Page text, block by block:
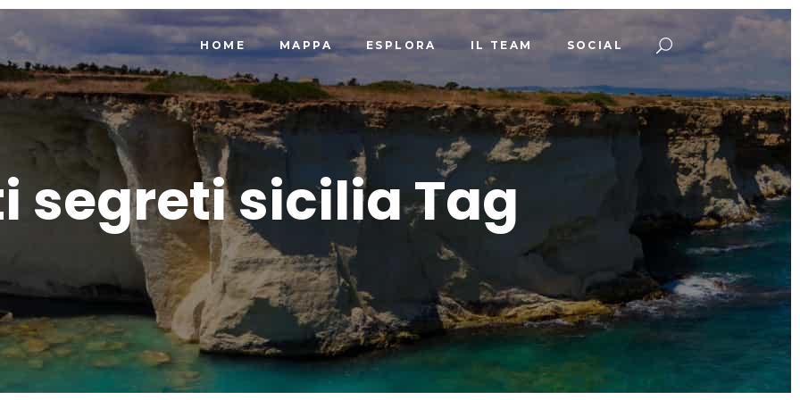
HOME MAPPA ESPLORA IL TEAM SOCIAL
segreti sicilia Tag